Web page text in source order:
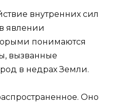
внутренних сил
явлении
понимаются
вызванные
в недрах Земли.
Оно